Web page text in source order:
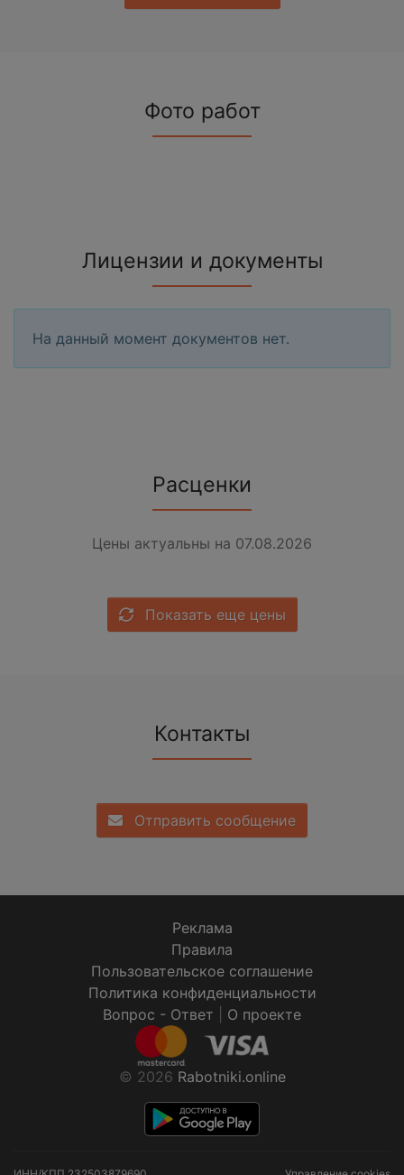
Фото работ
Лицензии и документы
На данный момент документов нет.
Расценки
Цены актуальны на 07.08.2026
Показать еще цены
Контакты
Отправить сообщение
Реклама
Правила
Пользовательское соглашение
Политика конфиденциальности
Вопрос - Ответ
О проекте
© 2026 Rabotniki.online